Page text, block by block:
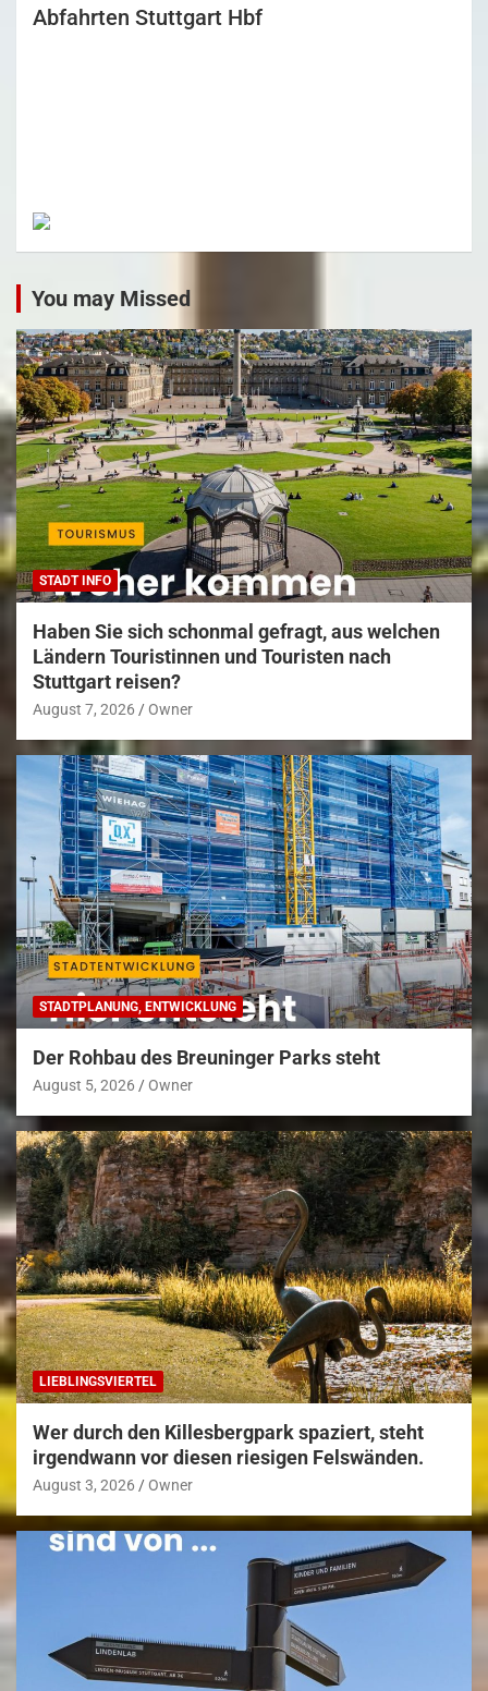
Abfahrten Stuttgart Hbf
You may Missed
STADT INFO
Haben Sie sich schonmal gefragt, aus welchen
Ländern Touristinnen und Touristen nach
Stuttgart reisen?
August 7, 2026 Owner
STADTPLANUNG, ENTWICKLUNG
Der Rohbau des Breuninger Parks steht
August 5, 2026 Owner
LIEBLINGSVIERTEL
Wer durch den Killesbergpark spaziert, steht
irgendwann vor diesen riesigen Felswänden.
August 3, 2026 Owner